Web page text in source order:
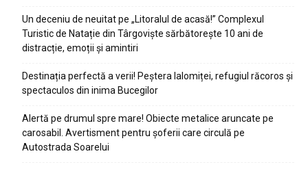
Un deceniu de neuitat pe „Litoralul de acasă!” Complexul
Turistic de Natație din Târgoviște sărbătorește 10 ani de
distracție, emoții și amintiri
Destinația perfectă a verii! Peștera Ialomiței, refugiul răcoros și
spectaculos din inima Bucegilor
Alertă pe drumul spre mare! Obiecte metalice aruncate pe
carosabil. Avertisment pentru șoferii care circulă pe
Autostrada Soarelui